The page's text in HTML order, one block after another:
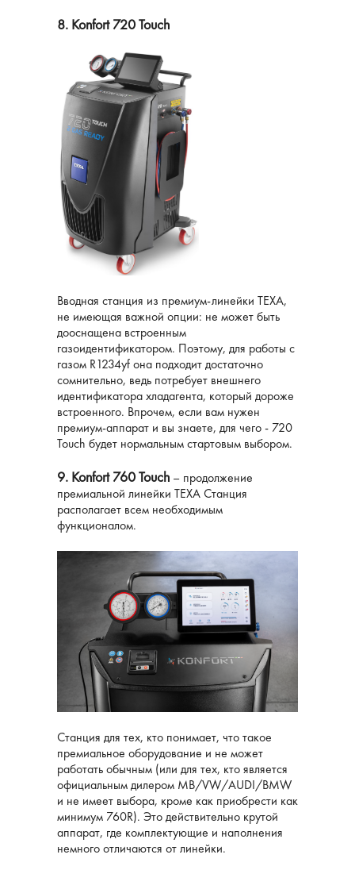
8. Konfort 720 Touch
Вводная станция из премиум-линейки ТЕХА,
не имеющая важной опции: не может быть
дооснащена встроенным
газоидентификатором. Поэтому, для работы с
газом R1234yf она подходит достаточно
сомнительно, ведь потребует внешнего
идентификатора хладагента, который дороже
встроенного. Впрочем, если вам нужен
премиум-аппарат и вы знаете, для чего - 720
Touch будет нормальным стартовым выбором.
9. Konfort 760 Touch – продолжение
премиальной линейки ТЕХА Станция
располагает всем необходимым
функционалом.
Станция для тех, кто понимает, что такое
премиальное оборудование и не может
работать обычным (или для тех, кто является
официальным дилером MB/VW/AUDI/BMW
и не имеет выбора, кроме как приобрести как
минимум 760R). Это действительно крутой
аппарат, где комплектующие и наполнения
немного отличаются от линейки.